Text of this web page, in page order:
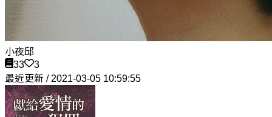
小夜邱
33
3
最近更新 / 2021-03-05 10:59:55